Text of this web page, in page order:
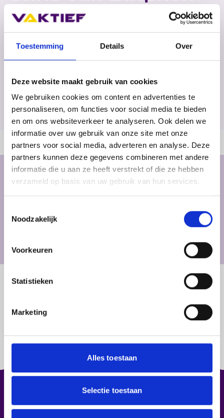
Toestemming Details Over
Deze website maakt gebruik van cookies
We gebruiken cookies om content en advertenties te
personaliseren, om functies voor social media te bieden
en om ons websiteverkeer te analyseren. Ook delen we
informatie over uw gebruik van onze site met onze
partners voor social media, adverteren en analyse. Deze
partners kunnen deze gegevens combineren met andere
informatie die u aan ze heeft verstrekt of die ze hebben
verzameld op basis van uw gebruik van hun services.
Noodzakelijk
Voorkeuren
Statistieken
Marketing
Alles toestaan
Selectie toestaan
Chris van Zutphen staalconstructies
staalconstructies
Contactgegevens
Medewerker productietechniek | Uitstroomrichting